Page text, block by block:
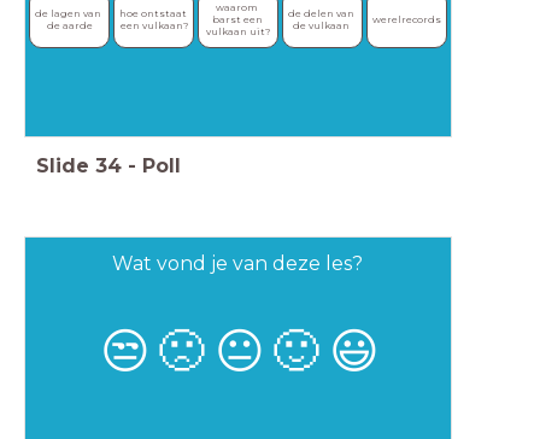
de lagen van
de aarde
hoe ontstaat
een vulkaan?
waarom
barst een
vulkaan uit?
de delen van
de vulkaan
werelrecords
Slide 34 - Poll
Wat vond je van deze les?
😒 🙁 😐 🙂 😃